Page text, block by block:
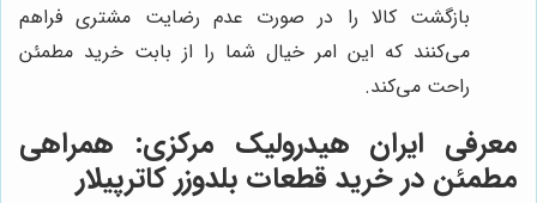
بازگشت کالا را در صورت عدم رضایت مشتری فراهم
می‌کنند که این امر خیال شما را از بابت خرید مطمئن
راحت می‌کند.
معرفی ایران هیدرولیک مرکزی: همراهی
مطمئن در خرید قطعات بلدوزر کاترپیلار